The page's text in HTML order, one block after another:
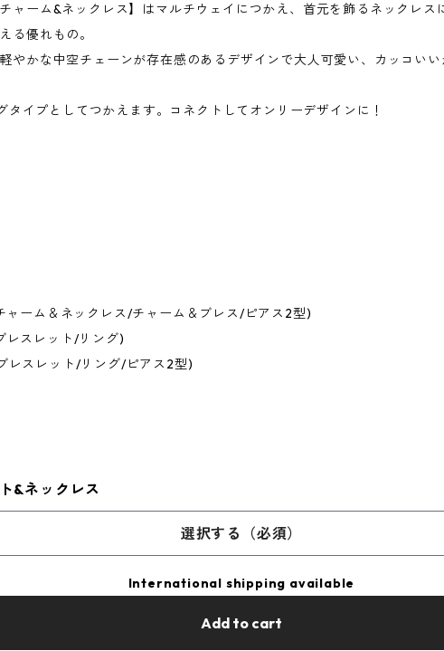
ャーム&ネックレス】はマルチウェイにつかえ、首元を飾るネックレ
る優れもの。
やかな中空チェーンが存在感のあるデザインで大人可愛い、カッコい
イプとしてつかえます。コネクトしてオンリーデザインに！
ーム＆ネックレス/チャーム＆ブレス/ピアス2型)
スレット/リング)
スレット/リング/ピアス2型)
&ネックレス
選択する（必須）
International shipping available
Add to cart